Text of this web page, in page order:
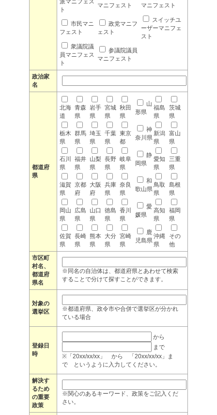
派マニフェス
ト
マニフェスト
マニフェスト
市民マニ
フェスト
政党マニフ
ェスト
スイッチユ
ーザーマニフェ
スト
衆議院議
員マニフェス
ト
参議院議員
マニフェスト
政治家
名
都道府
県
北海
道
青森
県
岩手
県
宮城
県
秋田
県
山
形県
福島
県
茨城
県
栃木
県
群馬
県
埼玉
県
千葉
県
東京
都
神
奈川県
新潟
県
富山
県
石川
県
福井
県
山梨
県
長野
県
岐阜
県
静
岡県
愛知
県
三重
県
滋賀
県
京都
府
大阪
府
兵庫
県
奈良
県
和
歌山県
鳥取
県
島根
県
岡山
県
広島
県
山口
県
徳島
県
香川
県
愛
媛県
高知
県
福岡
県
佐賀
県
長崎
県
熊本
県
大分
県
宮崎
県
鹿
児島県
沖縄
県
その
他
市区町
村名、
都道府
県名
※同名の自治体は、都道府県とあわせて検索
することで分けて探すことができます。
対象の
選挙区
※都道府県、政令市や合併で選挙区が分かれ
ている場合
登録日
時
から
まで
※「20xx/xx/xx」 から 「20xx/xx/xx」ま
で というように入力してください。
解決す
るため
の重要
政策
※関心のあるキーワード、政策をご記入くだ
さい。